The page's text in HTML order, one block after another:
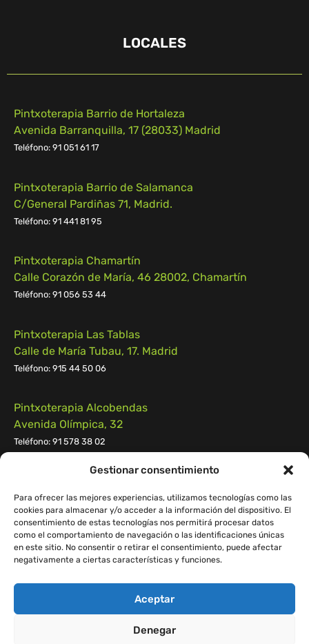
Gestionar consentimiento
Para ofrecer las mejores experiencias, utilizamos tecnologías como las
cookies para almacenar y/o acceder a la información del dispositivo. El
consentimiento de estas tecnologías nos permitirá procesar datos
como el comportamiento de navegación o las identificaciones únicas
en este sitio. No consentir o retirar el consentimiento, puede afectar
negativamente a ciertas características y funciones.
Aceptar
Denegar
LOCALES
Pintxoterapia Barrio de Hortaleza
Avenida Barranquilla, 17 (28033) Madrid
Teléfono: 91 051 61 17
Pintxoterapia Barrio de Salamanca
C/General Pardiñas 71, Madrid.
Teléfono: 91 441 81 95
Pintxoterapia Chamartín
Calle Corazón de María, 46 28002, Chamartín
Teléfono: 91 056 53 44
Pintxoterapia Las Tablas
Calle de María Tubau, 17. Madrid
Teléfono: 915 44 50 06
Pintxoterapia Alcobendas
Avenida Olímpica, 32
Teléfono: 91 578 38 02
Calle Campomanes n.º 55, 28223, Pozuelo de Alarcón
Teléfono:91 539 55 29
D&D Web:Easymatic